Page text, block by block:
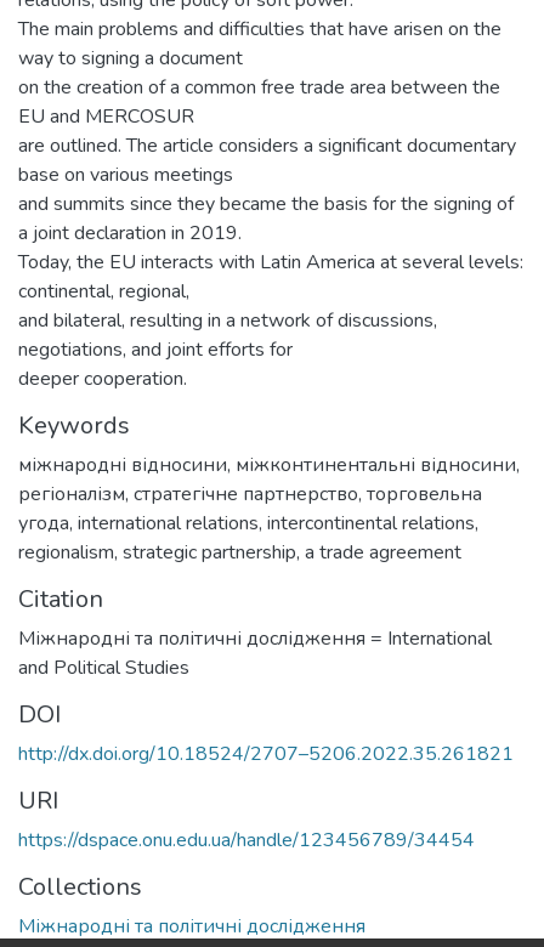
The main problems and difficulties that have arisen on the
way to signing a document
on the creation of a common free trade area between the
EU and MERCOSUR
are outlined. The article considers a significant documentary
base on various meetings
and summits since they became the basis for the signing of
a joint declaration in 2019.
Today, the EU interacts with Latin America at several levels:
continental, regional,
and bilateral, resulting in a network of discussions,
negotiations, and joint efforts for
deeper cooperation.
Keywords
міжнародні відносини, міжконтинентальні відносини,
регіоналізм, стратегічне партнерство, торговельна
угода, international relations, intercontinental relations,
regionalism, strategic partnership, a trade agreement
Citation
Міжнародні та політичні дослідження = Іnternational
and Political Studies
DOI
http://dx.doi.org/10.18524/2707–5206.2022.35.261821
URI
https://dspace.onu.edu.ua/handle/123456789/34454
Collections
Міжнародні та політичні дослідження